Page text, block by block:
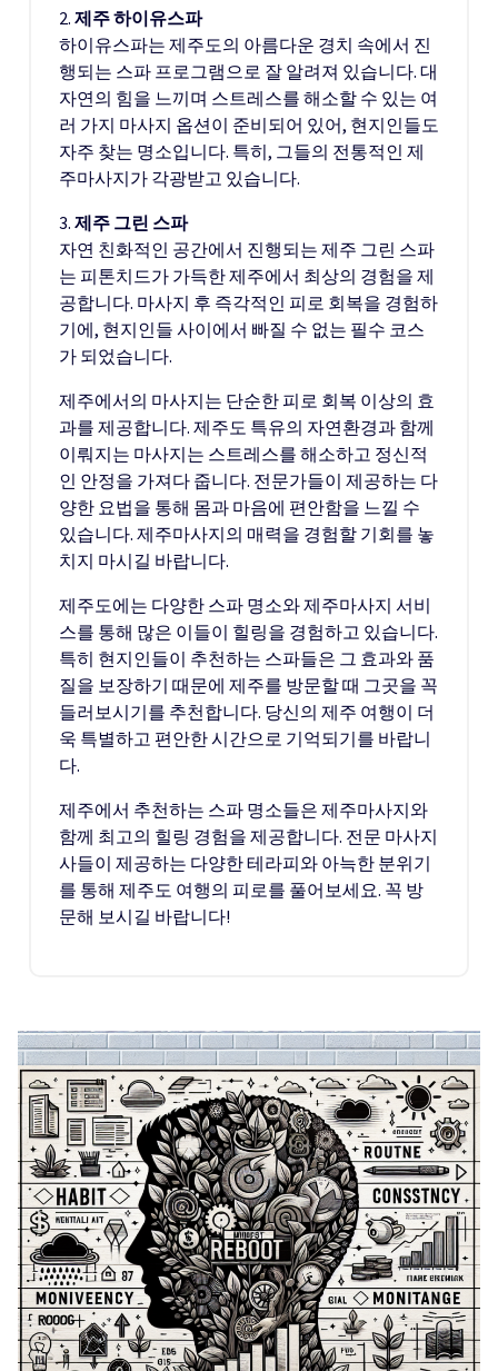
2. 제주 하이유스파
하이유스파는 제주도의 아름다운 경치 속에서 진
행되는 스파 프로그램으로 잘 알려져 있습니다. 대
자연의 힘을 느끼며 스트레스를 해소할 수 있는 여
러 가지 마사지 옵션이 준비되어 있어, 현지인들도
자주 찾는 명소입니다. 특히, 그들의 전통적인 제
주마사지가 각광받고 있습니다.
3. 제주 그린 스파
자연 친화적인 공간에서 진행되는 제주 그린 스파
는 피톤치드가 가득한 제주에서 최상의 경험을 제
공합니다. 마사지 후 즉각적인 피로 회복을 경험하
기에, 현지인들 사이에서 빠질 수 없는 필수 코스
가 되었습니다.
제주에서의 마사지는 단순한 피로 회복 이상의 효
과를 제공합니다. 제주도 특유의 자연환경과 함께
이뤄지는 마사지는 스트레스를 해소하고 정신적
인 안정을 가져다 줍니다. 전문가들이 제공하는 다
양한 요법을 통해 몸과 마음에 편안함을 느낄 수
있습니다. 제주마사지의 매력을 경험할 기회를 놓
치지 마시길 바랍니다.
제주도에는 다양한 스파 명소와 제주마사지 서비
스를 통해 많은 이들이 힐링을 경험하고 있습니다.
특히 현지인들이 추천하는 스파들은 그 효과와 품
질을 보장하기 때문에 제주를 방문할 때 그곳을 꼭
들러보시기를 추천합니다. 당신의 제주 여행이 더
욱 특별하고 편안한 시간으로 기억되기를 바랍니
다.
제주에서 추천하는 스파 명소들은 제주마사지와
함께 최고의 힐링 경험을 제공합니다. 전문 마사지
사들이 제공하는 다양한 테라피와 아늑한 분위기
를 통해 제주도 여행의 피로를 풀어보세요. 꼭 방
문해 보시길 바랍니다!